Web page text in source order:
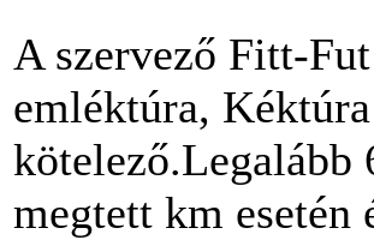
A szervező Fitt-
emléktúra,
kötelező.Legalább
megtett km esetén